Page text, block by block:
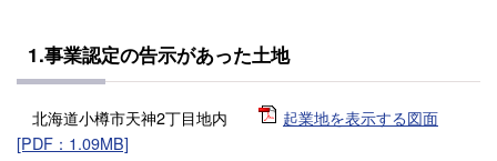
1.事業認定の告示があった土地
北海道小樽市天神2丁目地内
起業地を表示する図面
[PDF：1.09MB]